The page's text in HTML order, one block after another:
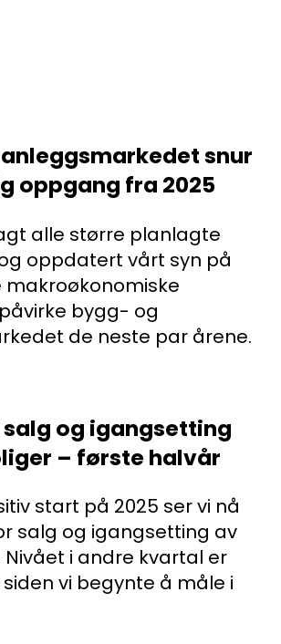
snur
oppgang fra 2025
alle større planlagte
oppdatert vårt syn på
makroøkonomiske
bygg- og
de neste par årene.
og igangsetting
– første halvår
start på 2025 ser vi nå
salg og igangsetting av
Nivået i andre kvartal er
vi begynte å måle i